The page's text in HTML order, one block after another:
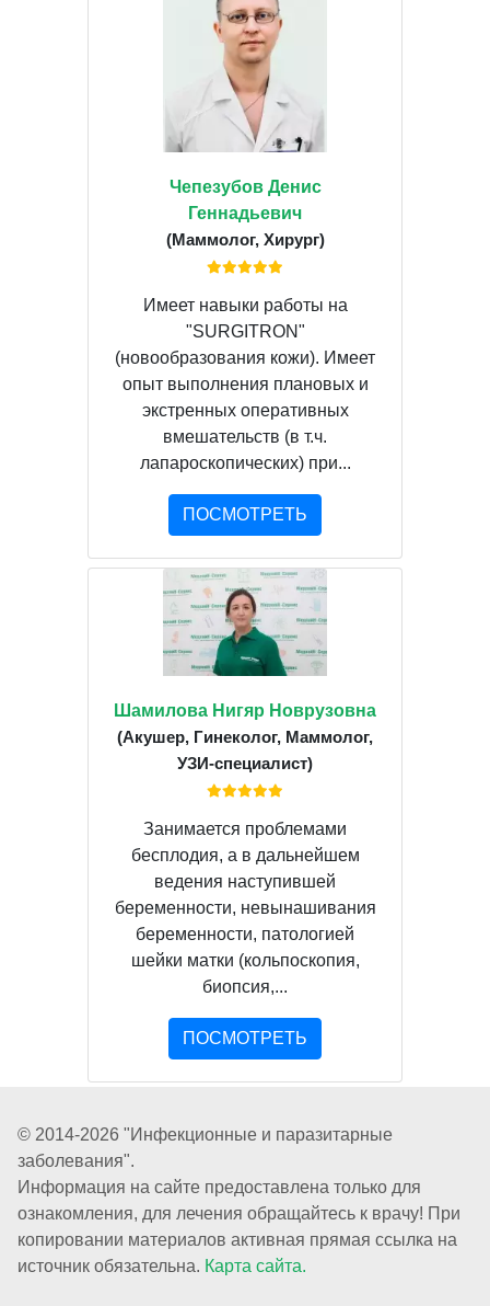
Чепезубов Денис
Геннадьевич
(Маммолог, Хирург)
Имеет навыки работы на
"SURGITRON"
(новообразования кожи). Имеет
опыт выполнения плановых и
экстренных оперативных
вмешательств (в т.ч.
лапароскопических) при...
ПОСМОТРЕТЬ
Шамилова Нигяр Новрузовна
(Акушер, Гинеколог, Маммолог,
УЗИ-специалист)
Занимается проблемами
бесплодия, а в дальнейшем
ведения наступившей
беременности, невынашивания
беременности, патологией
шейки матки (кольпоскопия,
биопсия,...
ПОСМОТРЕТЬ
© 2014-2026 "Инфекционные и паразитарные
заболевания".
Информация на сайте предоставлена только для
ознакомления, для лечения обращайтесь к врачу! При
копировании материалов активная прямая ссылка на
источник обязательна. Карта сайта.